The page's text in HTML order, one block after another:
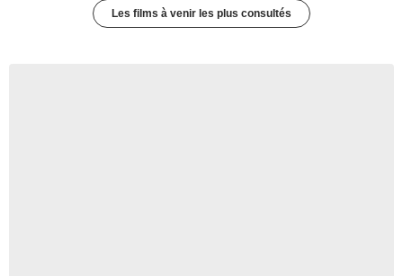
Les films à venir les plus consultés